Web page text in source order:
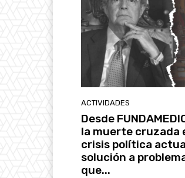
ACTIVIDADES
Desde
la muerte cruzada
crisis política
solución a
que...